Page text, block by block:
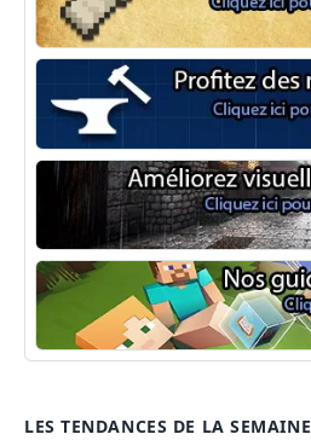
Minecraft Fabric
Minecraft Forge
Shaders Minecraft
Guide Minecraft
LES TENDANCES DE LA SEMAINE